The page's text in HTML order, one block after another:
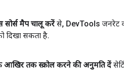
सोर्स मैप चालू करेंसे, DevTools जनरेट
दिखा सकता है.
आखिर तक स्क्रोल करने की अनुमति दें